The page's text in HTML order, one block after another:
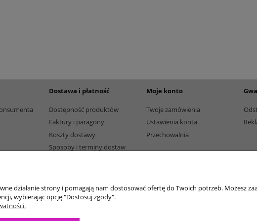
Dostawa i płatność
Dostępność produktów
Faktury i paragony
Koszty dostawy
Sposoby i terminy dostaw
Moje konto
Twoje zamówienia
Ustawienia konta
Przechowalnia
działanie strony i pomagają nam dostosować ofertę do Twoich potrzeb. Możesz
wybierając opcję "Dostosuj zgody".